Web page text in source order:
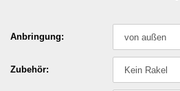
Anbringung:
Zubehör: